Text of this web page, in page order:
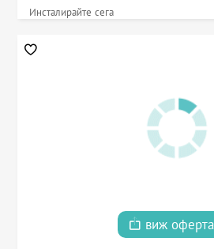
Инсталирайте сега
виж